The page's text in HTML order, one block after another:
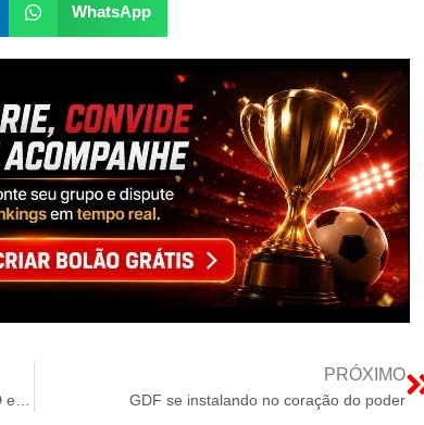
WhatsApp
PRÓXIMO
GDF se instalando no coração do poder